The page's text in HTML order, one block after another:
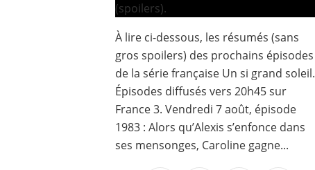
À lire ci-dessous, les résumés (sans
gros spoilers) des prochains épisodes
de la série française Un si grand soleil.
Épisodes diffusés vers 20h45 sur
France 3. Vendredi 7 août, épisode
1983 : Alors qu’Alexis s’enfonce dans
ses mensonges, Caroline gagne...